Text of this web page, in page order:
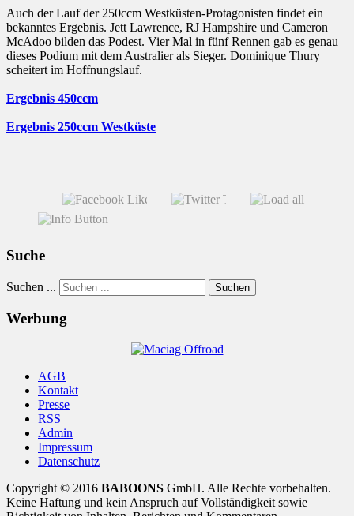
Auch der Lauf der 250ccm Westküsten-Protagonisten findet ein
bekanntes Ergebnis. Jett Lawrence, RJ Hampshire und Cameron
McAdoo bilden das Podest. Vier Mal in fünf Rennen gab es genau
dieses Podium mit dem Australier als Sieger. Dominique Thury
scheitert im Hoffnungslauf.
Ergebnis 450ccm
Ergebnis 250ccm Westküste
Suche
Suchen ... Suchen
Werbung
AGB
Kontakt
Presse
RSS
Admin
Impressum
Datenschutz
Copyright © 2016 BABOONS GmbH. Alle Rechte vorbehalten.
Keine Haftung und kein Anspruch auf Vollständigkeit sowie